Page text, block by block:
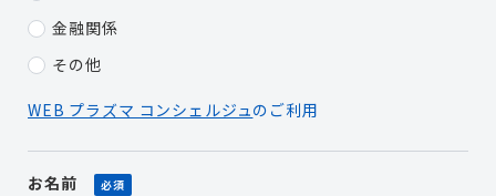
金融関係
その他
WEB プラズマ コンシェルジュのご利用
お名前 必須